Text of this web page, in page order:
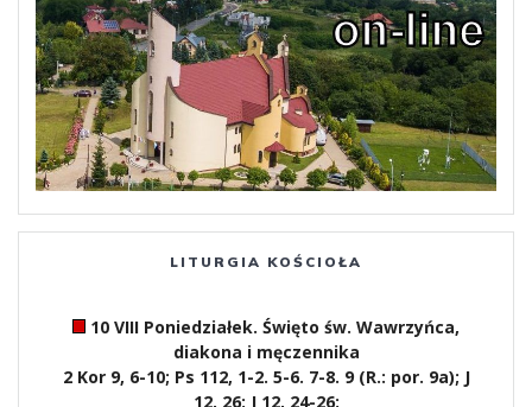
LITURGIA KOŚCIOŁA
10 VIII Poniedziałek. Święto św. Wawrzyńca,
diakona i męczennika
2 Kor 9, 6-10; Ps 112, 1-2. 5-6. 7-8. 9 (R.: por. 9a); J
12, 26; J 12, 24-26;